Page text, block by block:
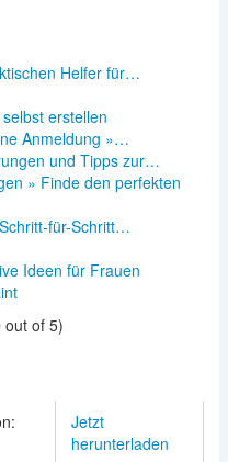
Helfer für…
erstellen
Anmeldung »…
und Tipps zur…
» Finde den perfekten
für-Schritt…
Ideen für Frauen
out of 5)
Jetzt
herunterladen